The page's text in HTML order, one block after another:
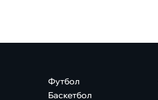
Футбол
Баскетбол